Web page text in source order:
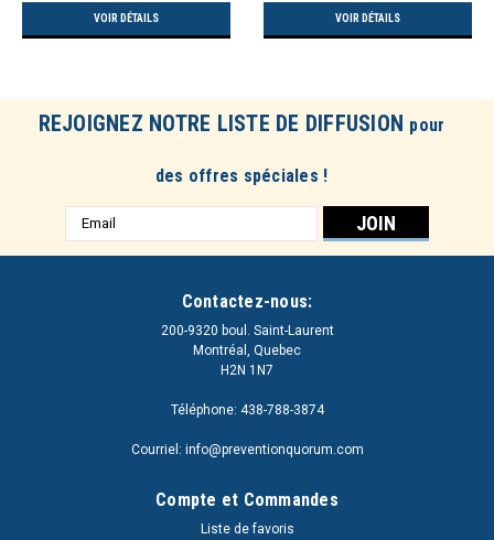
VOIR DÉTAILS VOIR DÉTAILS
REJOIGNEZ NOTRE LISTE DE DIFFUSION pour
des offres spéciales !
Adresse
e-
Contactez-nous:
200-9320 boul. Saint-Laurent
Montréal, Quebec
H2N 1N7
Téléphone: 438-788-3874
Courriel: info@preventionquorum.com
Compte et Commandes
Liste de favoris